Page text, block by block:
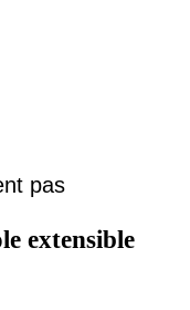
pas
extensible